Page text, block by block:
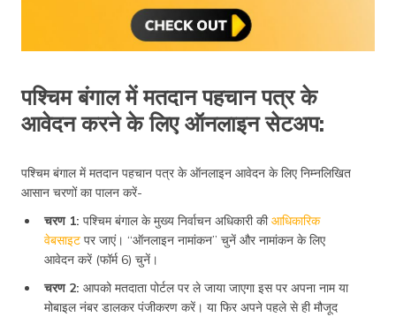
पश्चिम बंगाल में मतदान पहचान पत्र के
आवेदन करने के लिए ऑनलाइन सेटअप:
पश्चिम बंगाल में मतदान पहचान पत्र के ऑनलाइन आवेदन के लिए निम्नलिखित
आसान चरणों का पालन करें-
चरण 1: पश्चिम बंगाल के मुख्य निर्वाचन अधिकारी कीआधिकारिक
वेबसाइट पर जाएं। “ऑनलाइन नामांकन” चुनें और नामांकन के लिए
आवेदन करें (फॉर्म 6) चुनें।
चरण 2: आपको मतदाता पोर्टल पर ले जाया जाएगा इस पर अपना नाम या
मोबाइल नंबर डालकर पंजीकरण करें। या फिर अपने पहले से ही मौजूद